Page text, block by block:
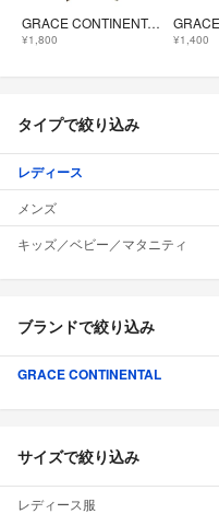
GRACE CONTINENTAL(グレースコンチネンタル) 長袖セーター サイズ36 S レディース美品 - ダークブラウン×黒 ハイネック/異素材切替/プリーツ/レース/チェック柄
¥1,800 ¥1,400
タイプで絞り込み
レディース
メンズ
キッズ／ベビー／マタニティ
ブランドで絞り込み
GRACE CONTINENTAL
サイズで絞り込み
レディース服